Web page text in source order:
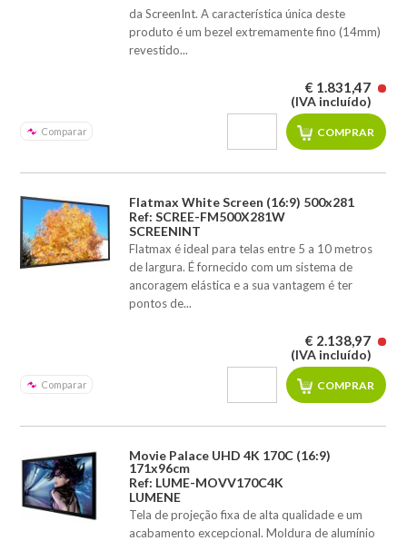
da ScreenInt. A característica única deste
produto é um bezel extremamente fino (14mm)
revestido...
Comparar
€ 1.831,47
(IVA incluído)
Flatmax White Screen (16:9) 500x281
Ref: SCREE-FM500X281W
SCREENINT
Flatmax é ideal para telas entre 5 a 10 metros
de largura. É fornecido com um sistema de
ancoragem elástica e a sua vantagem é ter
pontos de...
Comparar
€ 2.138,97
(IVA incluído)
Movie Palace UHD 4K 170C (16:9)
171x96cm
Ref: LUME-MOVV170C4K
LUMENE
Tela de projeção fixa de alta qualidade e um
acabamento excepcional. Moldura de alumínio